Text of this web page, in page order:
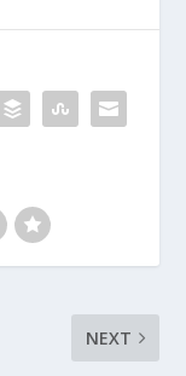
NEXT